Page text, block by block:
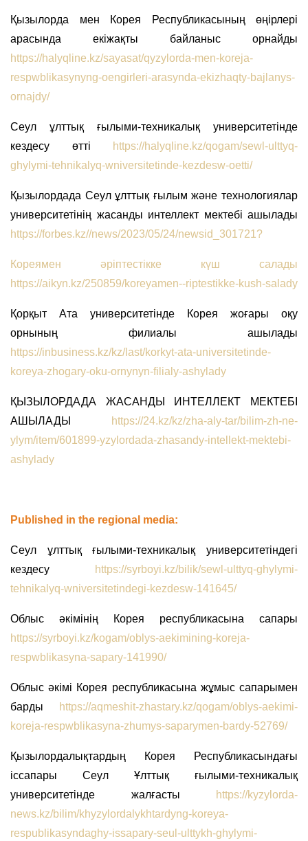
Қызылорда мен Корея Республикасының өңірлері
арасында екіжақты байланыс орнайды
https://halyqline.kz/sayasat/qyzylorda-men-koreja-
respwblikasynyng-oengirleri-arasynda-ekizhaqty-bajlanys-
ornajdy/
Сеул ұлттық ғылыми-техникалық университетінде
кездесу өтті
https://halyqline.kz/qogam/sewl-ulttyq-
ghylymi-tehnikalyq-wniversitetinde-kezdesw-oetti/
Қызылордада Сеул ұлттық ғылым және технологиялар
университетінің жасанды интеллект мектебі ашылады
https://forbes.kz//news/2023/05/24/newsid_301721?
Кореямен әріптестікке күш салады
https://aikyn.kz/250859/koreyamen--riptestikke-kush-salady
Қорқыт Ата университетінде Корея жоғары оқу
орнының филиалы ашылады
https://inbusiness.kz/kz/last/korkyt-ata-universitetinde-
koreya-zhogary-oku-ornynyn-filialy-ashylady
ҚЫЗЫЛОРДАДА ЖАСАНДЫ ИНТЕЛЛЕКТ МЕКТЕБІ
АШЫЛАДЫ
https://24.kz/kz/zha-aly-tar/bilim-zh-ne-
ylym/item/601899-yzylordada-zhasandy-intellekt-mektebi-
ashylady
Published in the regional media:
Сеул ұлттық ғылыми-техникалық университетіндегі
кездесу
https://syrboyi.kz/bilik/sewl-ulttyq-ghylymi-
tehnikalyq-wniversitetindegi-kezdesw-141645/
Облыс әкімінің Корея республикасына сапары
https://syrboyi.kz/kogam/oblys-aekimining-koreja-
respwblikasyna-sapary-141990/
Облыс әкімі Корея республикасына жұмыс сапарымен
барды
https://aqmeshit-zhastary.kz/qogam/oblys-aekimi-
koreja-respwblikasyna-zhumys-saparymen-bardy-52769/
Қызылордалықтардың Корея Республикасындағы
іссапары Сеул Ұлттық ғылыми-техникалық
университетінде жалғасты
https://kyzylorda-
news.kz/bilim/khyzylordalykhtardyng-koreya-
respublikasyndaghy-issapary-seul-ulttykh-ghylymi-